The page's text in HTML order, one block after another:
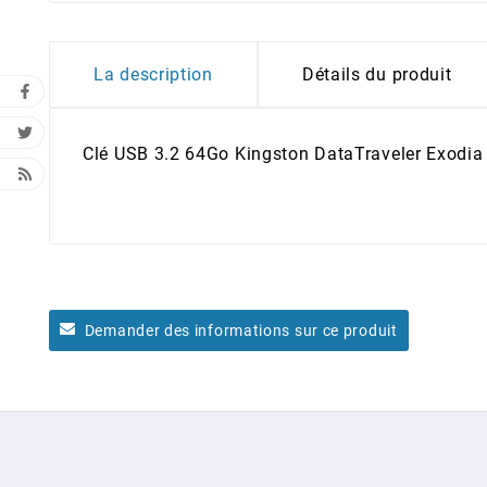
La description Détails du produit
Clé USB 3.2 64Go Kingston DataTraveler Exodia
Demander des informations sur ce produit